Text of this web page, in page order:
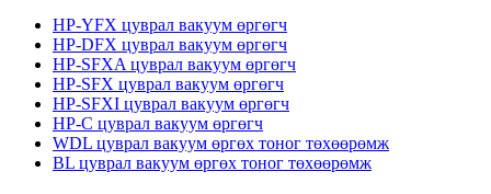
HP-YFX цуврал вакуум өргөгч
HP-DFX цуврал вакуум өргөгч
HP-SFXA цуврал вакуум өргөгч
HP-SFX цуврал вакуум өргөгч
HP-SFXI цуврал вакуум өргөгч
HP-C цуврал вакуум өргөгч
WDL цуврал вакуум өргөх тоног төхөөрөмж
BL цуврал вакуум өргөх тоног төхөөрөмж